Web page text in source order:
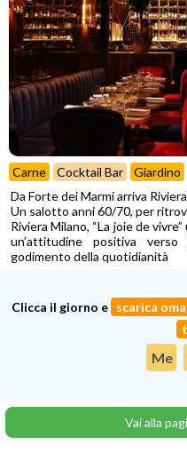
Carne Cocktail Bar Giardino
Da Forte dei Marmi arriva
Un salotto anni 60/70, per
Riviera Milano, “La joie de
un’attitudine positiva
godimento della quotidianità
Clicca il giorno e scarica
Me
Vai alla